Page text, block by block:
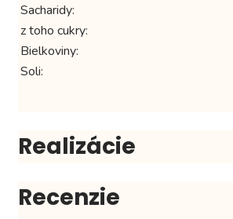
Sacharidy:
z toho cukry:
Bielkoviny:
Soli:
Realizácie
Recenzie